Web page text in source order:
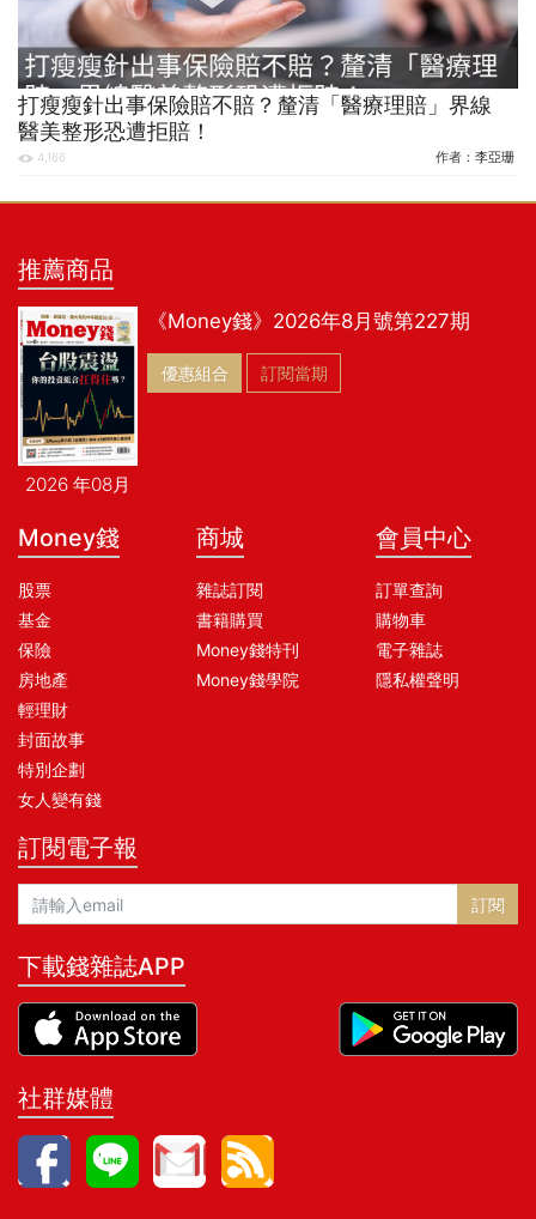
打瘦瘦針出事保險賠不賠？釐清「醫療理賠」界線
醫美整形恐遭拒賠！
4,166 作者： 李亞珊
推薦商品
2026 年08月
《Money錢》2026年8月號第227期
優惠組合 訂閱當期
Money錢
股票
基金
保險
房地產
輕理財
封面故事
特別企劃
女人變有錢
商城
雜誌訂閱
書籍購買
Money錢特刊
Money錢學院
會員中心
訂單查詢
購物車
電子雜誌
隱私權聲明
訂閱電子報
訂閱
下載錢雜誌APP
社群媒體